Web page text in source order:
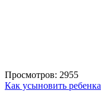
Просмотров: 2955
Как усыновить ребенка